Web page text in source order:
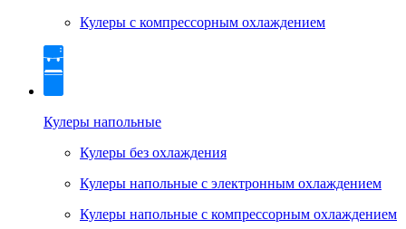
Кулеры с компрессорным охлаждением
Кулеры напольные
Кулеры без охлаждения
Кулеры напольные с электронным охлаждением
Кулеры напольные с компрессорным охлаждением